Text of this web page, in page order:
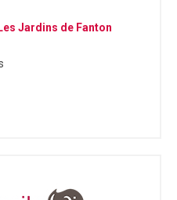
Jardins de Fanton